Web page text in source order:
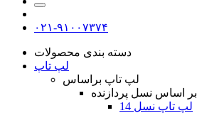
۰۲۱-۹۱۰۰۷۳۷۴
دسته بندی محصولات
لپ تاپ
لپ تاپ براساس
بر اساس نسل پردازنده
لپ تاپ نسل 14